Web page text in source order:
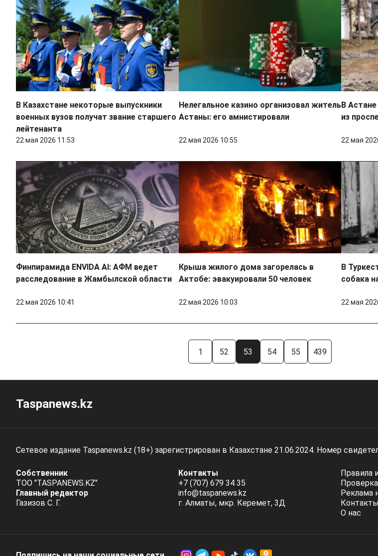
В Казахстане некоторые выпускники
военных вузов получат звание старшего
лейтенанта
22 мая 2026 11:53
Нелегальное казино организовал житель
Астаны: его амнистировали
22 мая 2026 10:55
В
из
22 мая
Финпирамида ENVIDA AI: АФМ ведет
расследование в Жамбылской области
22 мая 2026 10:41
Крыша жилого дома загорелась в
Актобе: эвакуировали 50 человек
22 мая 2026 10:03
В
собака
22 мая
1 52 53 54 55 439
Taspanews.kz
Сетевое издание Taspanews.kz (18+) зарегистрирован в Казахстане 21.06.2024. Номер
Собственник
ТОО "TASPANEWS.KZ"
Главный редактор
Газизов С. Г.
Контакты
+7 (707) 679 34 35
info@taspanews.kz
г. Алматы, мкр. Керемет, 3Д
Правила
Реклама
Контакты
О нас